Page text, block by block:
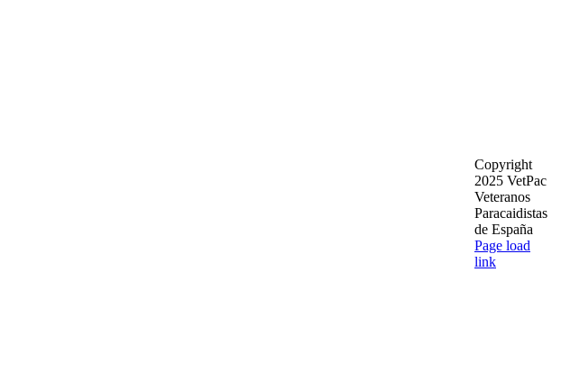
Copyright
2025 VetPac
Veteranos
Paracaidistas
de España
YouTube
Rss
Instagram
Facebook
Twitter
Page load
link